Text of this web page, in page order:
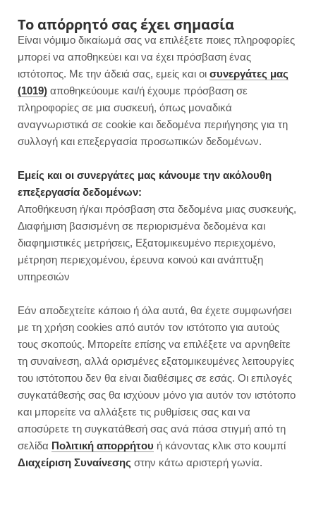
a
c
e
b
o
k
n
s
t
a
a
m
i
n
t
e
s
t
o
u
T
u
TAG
BARK ΛΕΥΚΉΣ ΣΟΚΟΛΆΤΑΣ
Bark λευκής σοκολάτας με
ξηρούς καρπούς και σπόρους
Το απόρρητό σας έχει σημασία
Είναι νόμιμο δικαίωμά σας να επιλέξετε ποιες πληροφορίες
μπορεί να αποθηκεύει και να έχει πρόσβαση ένας
ιστότοπος. Με την άδειά σας, εμείς και οι συνεργάτες μας
(1019) αποθηκεύουμε και/ή έχουμε πρόσβαση σε
πληροφορίες σε μια συσκευή, όπως μοναδικά
αναγνωριστικά σε cookie και δεδομένα περιήγησης για τη
συλλογή και επεξεργασία προσωπικών δεδομένων.
Εμείς και οι συνεργάτες μας κάνουμε την ακόλουθη
επεξεργασία δεδομένων:
Αποθήκευση ή/και πρόσβαση στα δεδομένα μιας συσκευής,
Διαφήμιση βασισμένη σε περιορισμένα δεδομένα και
διαφημιστικές μετρήσεις, Εξατομικευμένο περιεχομένο,
μέτρηση περιεχομένου, έρευνα κοινού και ανάπτυξη
υπηρεσιών
Εάν αποδεχτείτε κάποιο ή όλα αυτά, θα έχετε συμφωνήσει
με τη χρήση cookies από αυτόν τον ιστότοπο για αυτούς
τους σκοπούς. Μπορείτε επίσης να επιλέξετε να αρνηθείτε
τη συναίνεση, αλλά ορισμένες εξατομικευμένες λειτουργίες
του ιστότοπου δεν θα είναι διαθέσιμες σε εσάς. Οι επιλογές
συγκατάθεσής σας θα ισχύουν μόνο για αυτόν τον ιστότοπο
και μπορείτε να αλλάξετε τις ρυθμίσεις σας και να
αποσύρετε τη συγκατάθεσή σας ανά πάσα στιγμή από τη
σελίδα Πολιτική απορρήτου ή κάνοντας κλικ στο κουμπί
Διαχείριση Συναίνεσης στην κάτω αριστερή γωνία.